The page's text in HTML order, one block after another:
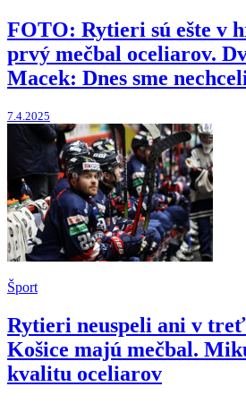
FOTO: Rytieri sú ešte v
prvý mečbal oceliarov.
Macek: Dnes sme
7.4.2025
Šport
Rytieri neuspeli ani v
Košice majú mečbal.
kvalitu oceliarov